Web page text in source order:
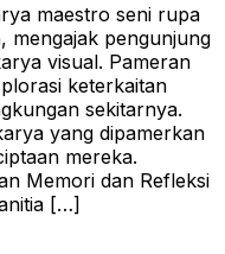
maestro seni rupa
mengajak pengunjung
visual. Pameran
keterkaitan
sekitarnya.
yang dipamerkan
mereka.
Memori dan Refleksi
[…]